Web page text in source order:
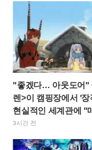
"좋겠다… 아웃도어"
렌>이 캠핑장에서 '
현실적인 세계관에 "
보내네"
3시간 전